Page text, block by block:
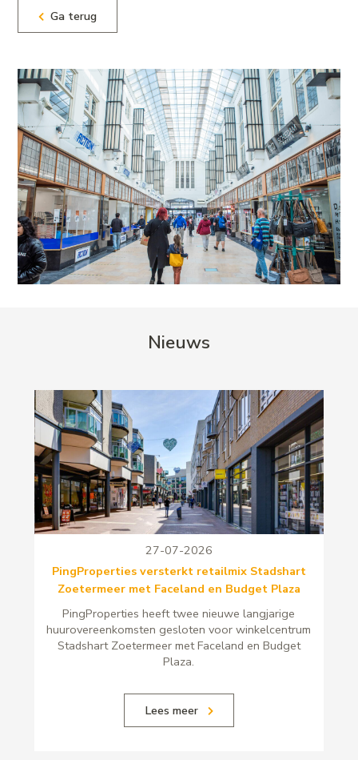
Ga terug
Nieuws
27-07-2026
PingProperties versterkt retailmix Stadshart
Zoetermeer met Faceland en Budget Plaza
PingProperties heeft twee nieuwe langjarige
huurovereenkomsten gesloten voor winkelcentrum
Stadshart Zoetermeer met Faceland en Budget
Plaza.
Lees meer